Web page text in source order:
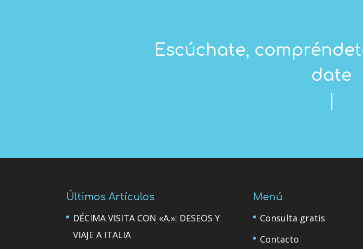
Escúchate,
date
Últimos Artículos
DÉCIMA VISITA CON «A.»: DESEOS Y
VIAJE A ITALIA
Menú
Consulta gratis
Contacto